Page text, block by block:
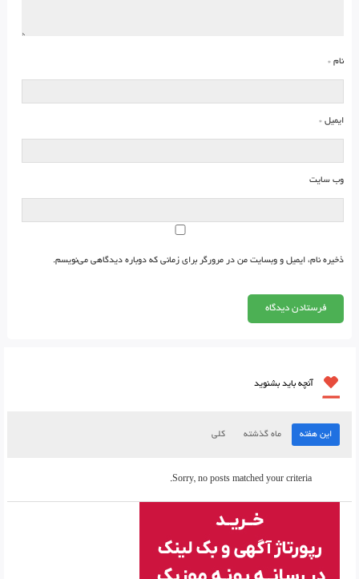
نام *
ایمیل *
وب‌ سایت
ذخیره نام، ایمیل و وبسایت من در مرورگر برای زمانی که دوباره دیدگاهی می‌نویسم.
آنچه باید بشنوید
این هفته ماه گذشته کلی
Sorry, no posts matched your criteria.